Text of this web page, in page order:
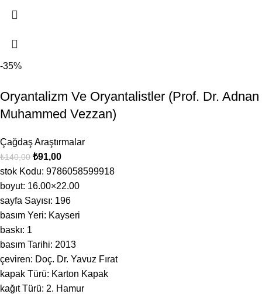
-35%
Oryantalizm Ve Oryantalistler (Prof. Dr. Adnan
Muhammed Vezzan)
Çağdaş Araştırmalar
₺140,00 ₺91,00
stok Kodu: 9786058599918
boyut: 16.00×22.00
sayfa Sayısı: 196
basım Yeri: Kayseri
baskı: 1
basım Tarihi: 2013
çeviren: Doç. Dr. Yavuz Fırat
kapak Türü: Karton Kapak
kağıt Türü: 2. Hamur